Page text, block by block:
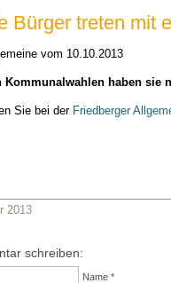
Bürger treten mit
vom 10.10.2013
Kommunalwahlen haben sie
Sie bei der Friedberger
2013
schreiben:
Name *